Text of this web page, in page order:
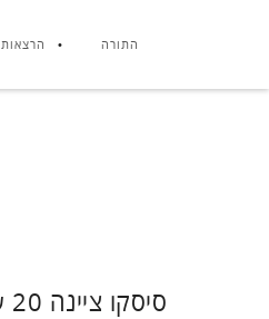
התורה הרצאות
סיסקו ציינה 20 שנים של חדשנות בישראל